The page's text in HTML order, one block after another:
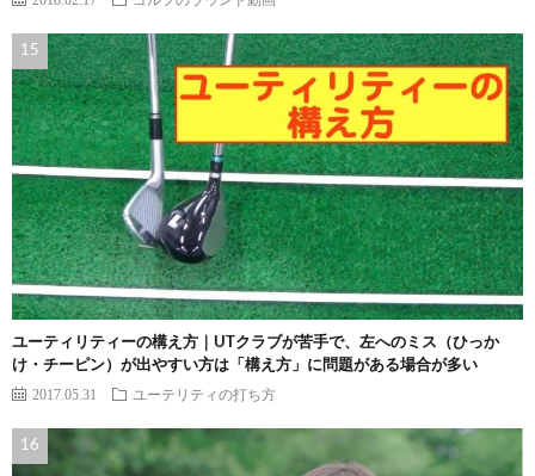
ユーティリティーの構え方｜UTクラブが苦手で、左へのミス（ひっか
け・チーピン）が出やすい方は「構え方」に問題がある場合が多い
2017.05.31 ユーテリティの打ち方